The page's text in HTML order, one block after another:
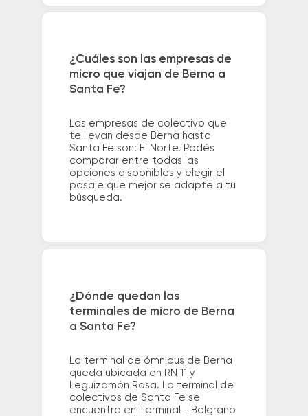
¿Cuáles son las empresas de
micro que viajan de Berna a
Santa Fe?
Las empresas de colectivo que
te llevan desde Berna hasta
Santa Fe son: El Norte. Podés
comparar entre todas las
opciones disponibles y elegir el
pasaje que mejor se adapte a tu
búsqueda.
¿Dónde quedan las
terminales de micro de Berna
a Santa Fe?
La terminal de ómnibus de Berna
queda ubicada en RN 11 y
Leguizamón Rosa. La terminal de
colectivos de Santa Fe se
encuentra en Terminal - Belgrano